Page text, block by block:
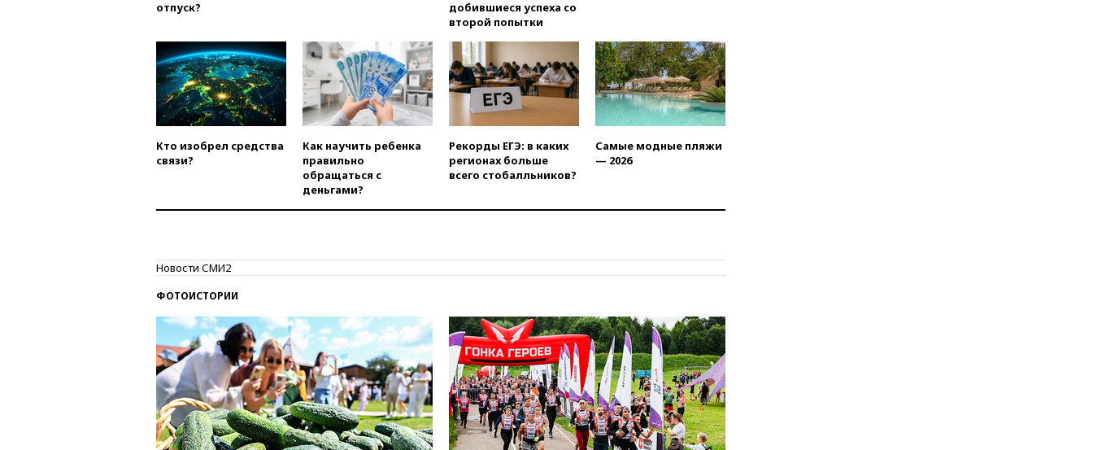
обречены на провал
не соответствует нормам
химической безопасности
01:00
Трамп: США сами
нуждаются в дальнобойных
ракетах и системах Patriot
Трамп заявил о
необходимости пополнения
арсенала США
признать «Яблоко»
ребенок и женщина погибли
при падении деревьев во
вчера, 22:55В Москве в
пятницу ожидаются ливни
вчера, 22:35Винисиус
продлил контракт с «Реалом»
до 2032 года
вчера, 22:28Отказаться от
российского гражданства
станет значительно дороже
отпуск?
добившиеся успеха со
второй попытки
Кто изобрел средства
связи?
Как научить ребенка
правильно
обращаться с
деньгами?
Рекорды ЕГЭ: в каких
регионах больше
всего стобалльников?
Самые модные пляжи
— 2026
Новости СМИ2
ФОТОИСТОРИИ